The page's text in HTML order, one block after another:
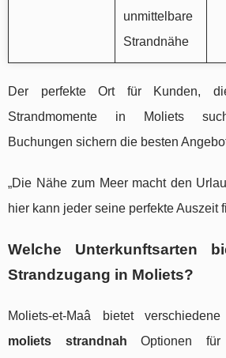
unmittelbare
Strandnähe
Der perfekte Ort für Kunden,
Strandmomente in Moliets
Buchungen sichern die besten
„Die Nähe zum Meer macht den
hier kann jeder seine perfekte Auszeit
Welche Unterkunftsarten
Strandzugang in Moliets?
Moliets-et-Maâ bietet verschiedene
moliets strandnah Optionen für